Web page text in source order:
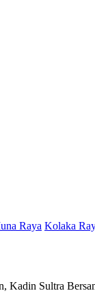
Raya Kolaka
Kadin Sultra